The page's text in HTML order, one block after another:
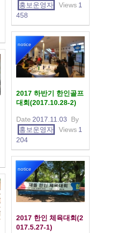
홍보운영자
Views 1
458
notice
2017 하반기 한인골프
대회(2017.10.28-2)
Date 2017.11.03
By
홍보운영자
Views 1
204
notice
2017 한인 체육대회(2
017.5.27-1)